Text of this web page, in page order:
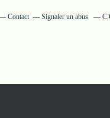
Contact Signaler un abus